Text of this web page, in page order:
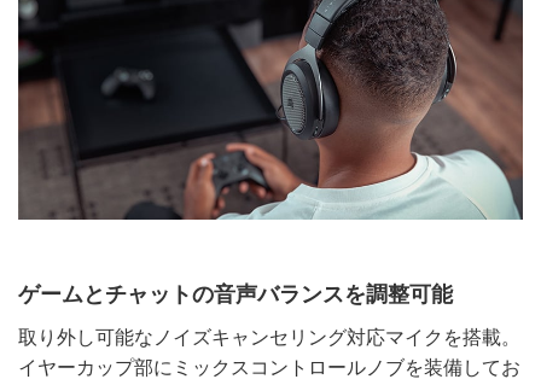
ゲームとチャットの音声バランスを調整可能
取り外し可能なノイズキャンセリング対応マイクを搭載。
イヤーカップ部にミックスコントロールノブを装備してお